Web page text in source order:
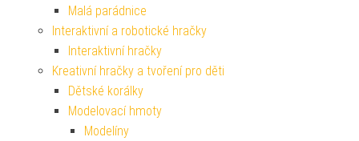
Malá parádnice
Interaktivní a robotické hračky
Interaktivní hračky
Kreativní hračky a tvoření pro děti
Dětské korálky
Modelovací hmoty
Modelíny